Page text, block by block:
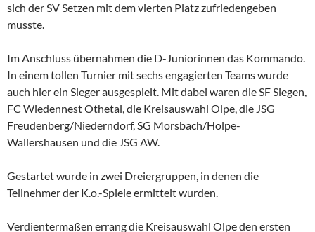
sich der SV Setzen mit dem vierten Platz zufriedengeben
musste.
Im Anschluss übernahmen die D-Juniorinnen das Kommando.
In einem tollen Turnier mit sechs engagierten Teams wurde
auch hier ein Sieger ausgespielt. Mit dabei waren die SF Siegen,
FC Wiedennest Othetal, die Kreisauswahl Olpe, die JSG
Freudenberg/Niederndorf, SG Morsbach/Holpe-
Wallershausen und die JSG AW.
Gestartet wurde in zwei Dreiergruppen, in denen die
Teilnehmer der K.o.-Spiele ermittelt wurden.
Verdientermaßen errang die Kreisauswahl Olpe den ersten